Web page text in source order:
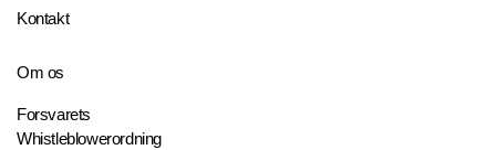
Kontakt
Om os
Forsvarets
Whistleblowerordning